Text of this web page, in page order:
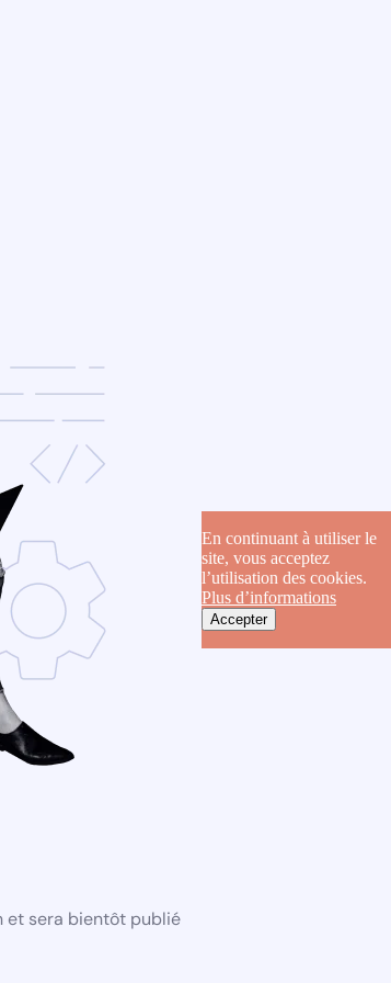
et sera bientôt publié
En continuant à utiliser le
site, vous acceptez
l’utilisation des cookies.
Plus d’informations
Accepter